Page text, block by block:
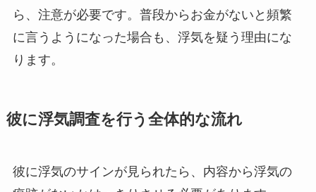
ら、注意が必要です。普段からお金がないと頻繁
に言うようになった場合も、浮気を疑う理由にな
ります。
彼に浮気調査を行う全体的な流れ
彼に浮気のサインが見られたら、内容から浮気の